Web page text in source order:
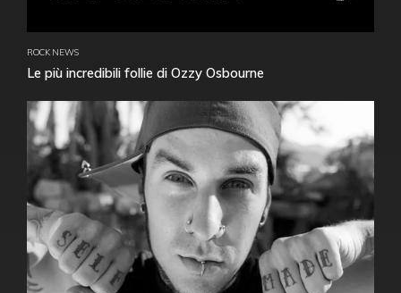
ROCK NEWS
Le più incredibili follie di Ozzy Osbourne